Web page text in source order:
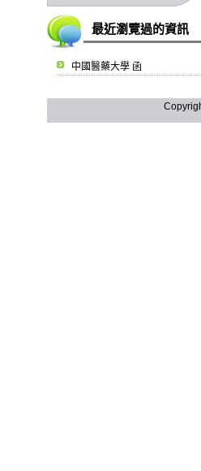
最近瀏覽過的資訊
中國醫藥大學 函